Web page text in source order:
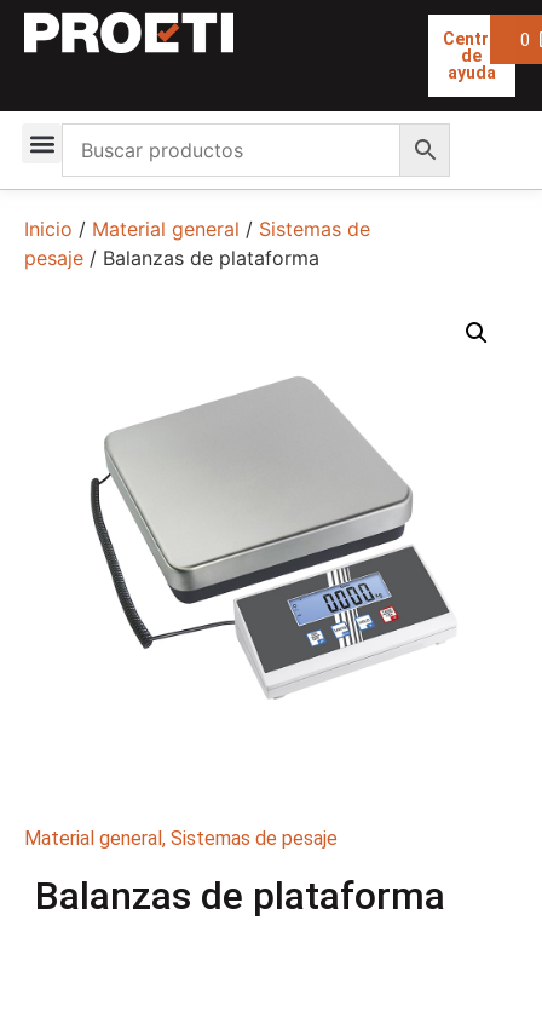
Centro
de
ayuda
0
Inicio / Material general / Sistemas de
pesaje / Balanzas de plataforma
Material general, Sistemas de pesaje
Balanzas de plataforma